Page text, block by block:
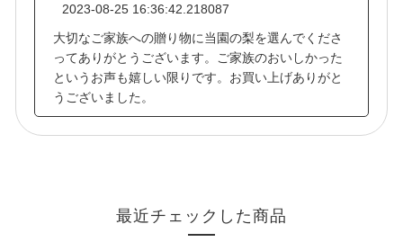
2023-08-25 16:36:42.218087
大切なご家族への贈り物に当園の梨を選んでくださ
ってありがとうございます。ご家族のおいしかった
というお声も嬉しい限りです。お買い上げありがと
うございました。
最近チェックした商品